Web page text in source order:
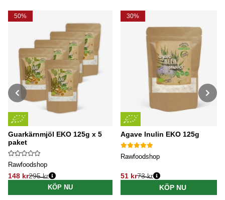
50%
Guarkärnmjöl EKO 125g x 5
paket
Rawfoodshop
148 kr
Ordinarie pris:
295 kr
KÖP NU
30%
Agave Inulin EKO 125g
Rawfoodshop
51 kr
Ordinarie pris:
73 kr
KÖP NU